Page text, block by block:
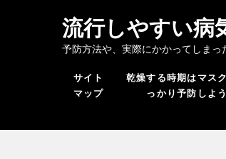
流行しやすい病
予防方法や、実際にかかってしまっ
サイト
マップ
乾燥する時期はマス
っかり予防しよう